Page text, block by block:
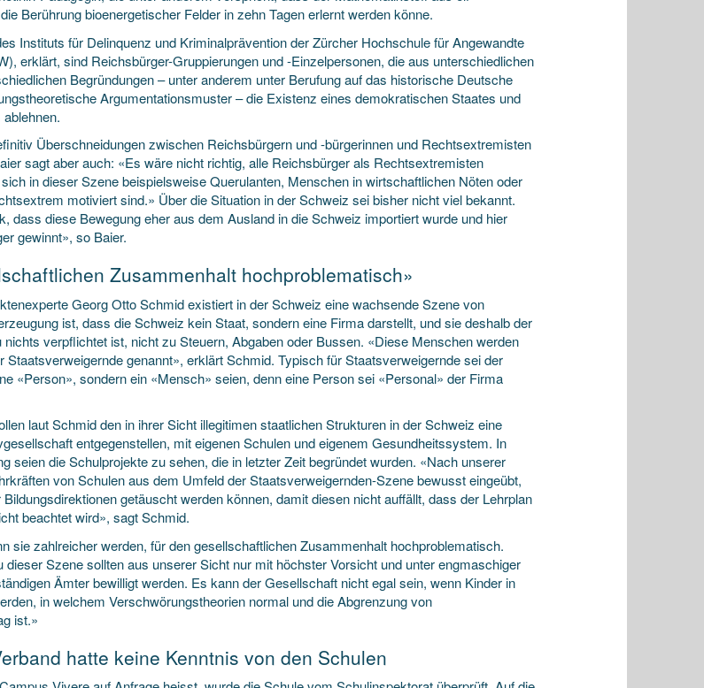
Berührung bioenergetischer Felder in zehn Tagen erlernt werden könne.
Instituts für Delinquenz und Kriminalprävention der Zürcher Hochschule für Angewandte
erklärt, sind Reichsbürger-Gruppierungen und -Einzelpersonen, die aus unterschiedlichen
Begründungen – unter anderem unter Berufung auf das historische Deutsche
Argumentationsmuster – die Existenz eines demokratischen Staates und
Überschneidungen zwischen Reichsbürgern und -bürgerinnen und Rechtsextremisten
sagt aber auch: «Es wäre nicht richtig, alle Reichsbürger als Rechtsextremisten
in dieser Szene beispielsweise Querulanten, Menschen in wirtschaftlichen Nöten oder
motiviert sind.» Über die Situation in der Schweiz sei bisher nicht viel bekannt.
dass diese Bewegung eher aus dem Ausland in die Schweiz importiert wurde und hier
gewinnt», so Baier.
Zusammenhalt hochproblematisch»
Georg Otto Schmid existiert in der Schweiz eine wachsende Szene von
ist, dass die Schweiz kein Staat, sondern eine Firma darstellt, und sie deshalb der
verpflichtet ist, nicht zu Steuern, Abgaben oder Bussen. «Diese Menschen werden
Staatsverweigernde genannt», erklärt Schmid. Typisch für Staatsverweigernde sei der
«Person», sondern ein «Mensch» seien, denn eine Person sei «Personal» der Firma
laut Schmid den in ihrer Sicht illegitimen staatlichen Strukturen in der Schweiz eine
entgegenstellen, mit eigenen Schulen und eigenem Gesundheitssystem. In
seien die Schulprojekte zu sehen, die in letzter Zeit begründet wurden. «Nach unserer
von Schulen aus dem Umfeld der Staatsverweigernden-Szene bewusst eingeübt,
getäuscht werden können, damit diesen nicht auffällt, dass der Lehrplan
beachtet wird», sagt Schmid.
sie zahlreicher werden, für den gesellschaftlichen Zusammenhalt hochproblematisch.
dieser Szene sollten aus unserer Sicht nur mit höchster Vorsicht und unter engmaschiger
Ämter bewilligt werden. Es kann der Gesellschaft nicht egal sein, wenn Kinder in
in welchem Verschwörungstheorien normal und die Abgrenzung von
ist.»
hatte keine Kenntnis von den Schulen